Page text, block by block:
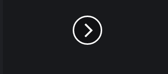
Nişantaşı Üniversitesi’nden 2026 YKS